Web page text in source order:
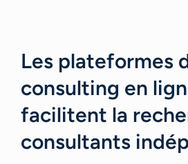
Les plateformes
consulting en
facilitent la
consultants